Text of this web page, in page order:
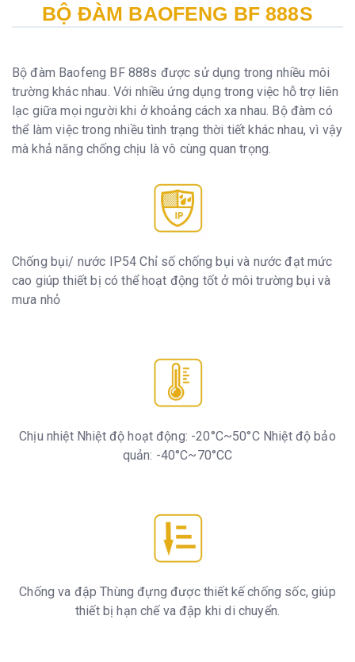
BỘ ĐÀM BAOFENG BF 888S
Bộ đàm Baofeng BF 888s được sử dụng trong nhiều môi
trường khác nhau. Với nhiều ứng dụng trong việc hỗ trợ liên
lạc giữa mọi người khi ở khoảng cách xa nhau. Bộ đàm có
thể làm việc trong nhiều tình trạng thời tiết khác nhau, vì vậy
mà khả năng chống chịu là vô cùng quan trọng.
Chống bụi/ nước IP54 Chỉ số chống bụi và nước đạt mức
cao giúp thiết bị có thể hoạt động tốt ở môi trường bụi và
mưa nhỏ
Chịu nhiệt Nhiệt độ hoạt động: -20°C~50°C Nhiệt độ bảo
quản: -40°C~70°CC
Chống va đập Thùng đựng được thiết kế chống sốc, giúp
thiết bị hạn chế va đập khi di chuyển.